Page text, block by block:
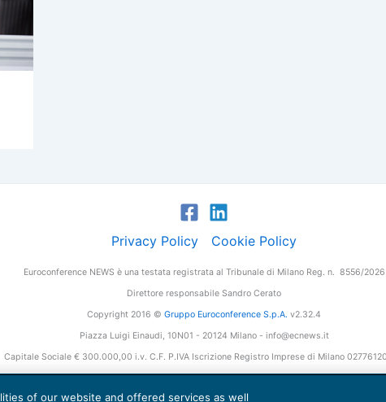
Privacy Policy Cookie Policy
Euroconference NEWS è una testata registrata al Tribunale di Milano Reg. n. 8556/2026
Direttore responsabile Sandro Cerato
Copyright 2016 © Gruppo Euroconference S.p.A. v2.32.4
Piazza Luigi Einaudi, 10N01 - 20124 Milano - info@ecnews.it
Capitale Sociale € 300.000,00 i.v. C.F. P.IVA Iscrizione Registro Imprese di Milano
of our website and offered services as well